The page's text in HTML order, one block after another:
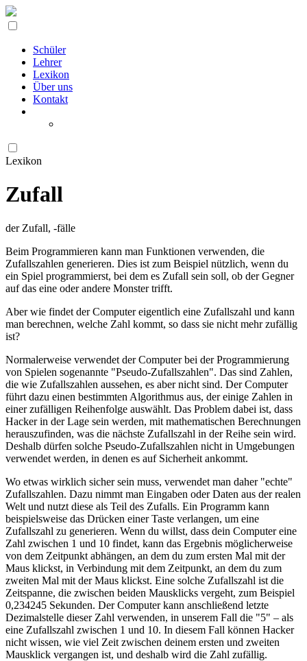
Schüler
Lehrer
Lexikon
Über uns
Kontakt
Lexikon
Zufall
der Zufall, -fälle
Beim Programmieren kann man Funktionen verwenden, die
Zufallszahlen generieren. Dies ist zum Beispiel nützlich, wenn du
ein Spiel programmierst, bei dem es Zufall sein soll, ob der Gegner
auf das eine oder andere Monster trifft.
Aber wie findet der Computer eigentlich eine Zufallszahl und kann
man berechnen, welche Zahl kommt, so dass sie nicht mehr zufällig
ist?
Normalerweise verwendet der Computer bei der Programmierung
von Spielen sogenannte "Pseudo-Zufallszahlen". Das sind Zahlen,
die wie Zufallszahlen aussehen, es aber nicht sind. Der Computer
führt dazu einen bestimmten Algorithmus aus, der einige Zahlen in
einer zufälligen Reihenfolge auswählt. Das Problem dabei ist, dass
Hacker in der Lage sein werden, mit mathematischen Berechnungen
herauszufinden, was die nächste Zufallszahl in der Reihe sein wird.
Deshalb dürfen solche Pseudo-Zufallszahlen nicht in Umgebungen
verwendet werden, in denen es auf Sicherheit ankommt.
Wo etwas wirklich sicher sein muss, verwendet man daher "echte"
Zufallszahlen. Dazu nimmt man Eingaben oder Daten aus der realen
Welt und nutzt diese als Teil des Zufalls. Ein Programm kann
beispielsweise das Drücken einer Taste verlangen, um eine
Zufallszahl zu generieren. Wenn du willst, dass dein Computer eine
Zahl zwischen 1 und 10 findet, kann das Ergebnis möglicherweise
von dem Zeitpunkt abhängen, an dem du zum ersten Mal mit der
Maus klickst, in Verbindung mit dem Zeitpunkt, an dem du zum
zweiten Mal mit der Maus klickst. Eine solche Zufallszahl ist die
Zeitspanne, die zwischen beiden Mausklicks vergeht, zum Beispiel
0,234245 Sekunden. Der Computer kann anschließend letzte
Dezimalstelle dieser Zahl verwenden, in unserem Fall die "5" – als
eine Zufallszahl zwischen 1 und 10. In diesem Fall können Hacker
nicht wissen, wie viel Zeit zwischen deinem ersten und zweiten
Mausklick vergangen ist, und deshalb wird die Zahl zufällig.